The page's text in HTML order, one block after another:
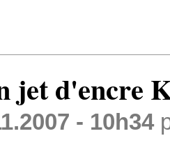
jet d'encre
- 10h34